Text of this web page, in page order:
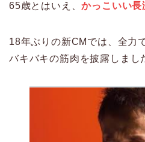
65歳とはいえ、かっこいい長
18年ぶりの新CMでは、全力
バキバキの筋肉を披露しまし